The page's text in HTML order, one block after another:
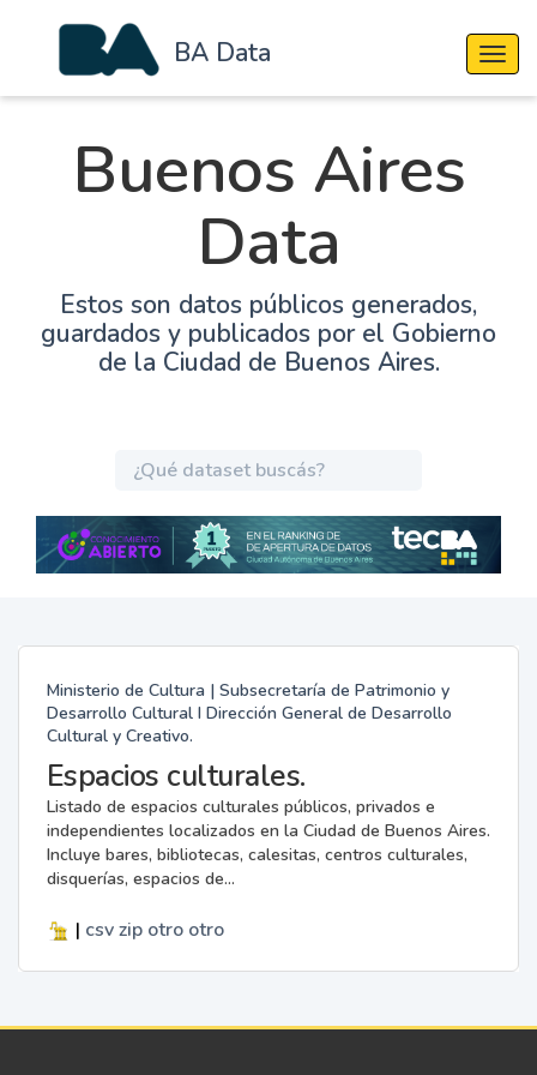
BA Data
Buenos Aires
Data
Estos son datos públicos generados,
guardados y publicados por el Gobierno
de la Ciudad de Buenos Aires.
Ministerio de Cultura | Subsecretaría de Patrimonio y
Desarrollo Cultural I Dirección General de Desarrollo
Cultural y Creativo.
Espacios culturales.
Listado de espacios culturales públicos, privados e
independientes localizados en la Ciudad de Buenos Aires.
Incluye bares, bibliotecas, calesitas, centros culturales,
disquerías, espacios de...
| csv zip otro otro